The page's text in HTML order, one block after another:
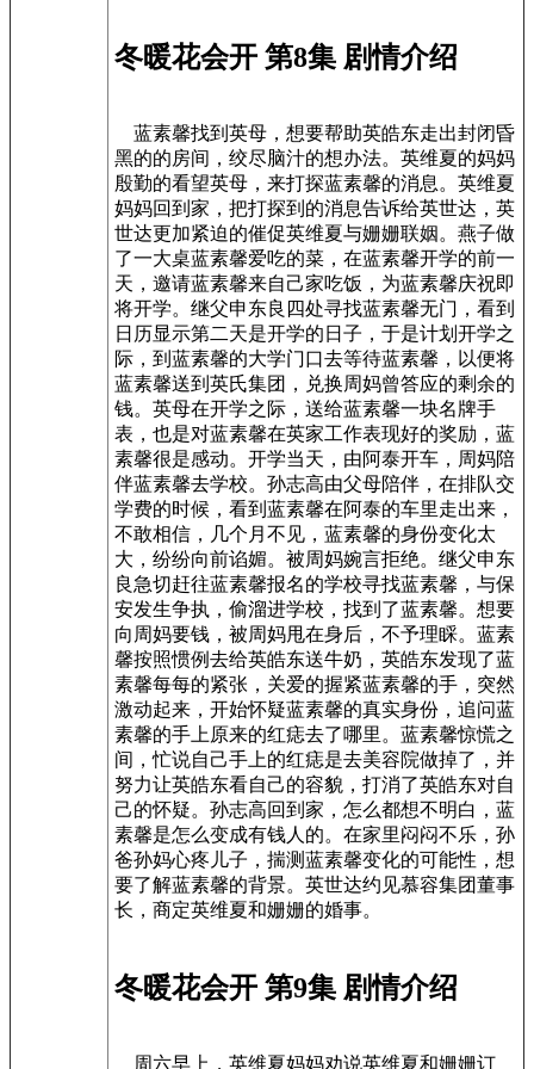
冬暖花会开 第8集 剧情介绍
蓝素馨找到英母，想要帮助英皓东走出封闭昏
黑的的房间，绞尽脑汁的想办法。英维夏的妈妈
殷勤的看望英母，来打探蓝素馨的消息。英维夏
妈妈回到家，把打探到的消息告诉给英世达，英
世达更加紧迫的催促英维夏与姗姗联姻。燕子做
了一大桌蓝素馨爱吃的菜，在蓝素馨开学的前一
天，邀请蓝素馨来自己家吃饭，为蓝素馨庆祝即
将开学。继父申东良四处寻找蓝素馨无门，看到
日历显示第二天是开学的日子，于是计划开学之
际，到蓝素馨的大学门口去等待蓝素馨，以便将
蓝素馨送到英氏集团，兑换周妈曾答应的剩余的
钱。英母在开学之际，送给蓝素馨一块名牌手
表，也是对蓝素馨在英家工作表现好的奖励，蓝
素馨很是感动。开学当天，由阿泰开车，周妈陪
伴蓝素馨去学校。孙志高由父母陪伴，在排队交
学费的时候，看到蓝素馨在阿泰的车里走出来，
不敢相信，几个月不见，蓝素馨的身份变化太
大，纷纷向前谄媚。被周妈婉言拒绝。继父申东
良急切赶往蓝素馨报名的学校寻找蓝素馨，与保
安发生争执，偷溜进学校，找到了蓝素馨。想要
向周妈要钱，被周妈甩在身后，不予理睬。蓝素
馨按照惯例去给英皓东送牛奶，英皓东发现了蓝
素馨每每的紧张，关爱的握紧蓝素馨的手，突然
激动起来，开始怀疑蓝素馨的真实身份，追问蓝
素馨的手上原来的红痣去了哪里。蓝素馨惊慌之
间，忙说自己手上的红痣是去美容院做掉了，并
努力让英皓东看自己的容貌，打消了英皓东对自
己的怀疑。孙志高回到家，怎么都想不明白，蓝
素馨是怎么变成有钱人的。在家里闷闷不乐，孙
爸孙妈心疼儿子，揣测蓝素馨变化的可能性，想
要了解蓝素馨的背景。英世达约见慕容集团董事
长，商定英维夏和姗姗的婚事。
冬暖花会开 第9集 剧情介绍
周六早上，英维夏妈妈劝说英维夏和姗姗订